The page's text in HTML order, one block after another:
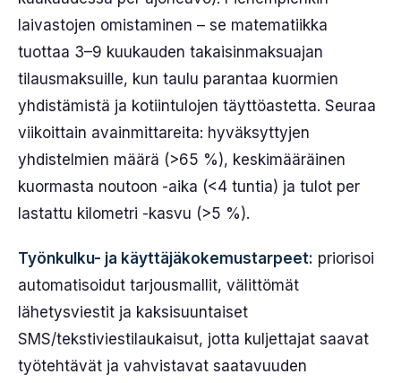
laivastojen omistaminen – se matematiikka
tuottaa 3–9 kuukauden takaisinmaksuajan
tilausmaksuille, kun taulu parantaa kuormien
yhdistämistä ja kotiintulojen täyttöastetta. Seuraa
viikoittain avainmittareita: hyväksyttyjen
yhdistelmien määrä (>65 %), keskimääräinen
kuormasta noutoon -aika (<4 tuntia) ja tulot per
lastattu kilometri -kasvu (>5 %).
Työnkulku- ja käyttäjäkokemustarpeet: priorisoi
automatisoidut tarjousmallit, välittömät
lähetysviestit ja kaksisuuntaiset
SMS/tekstiviestilaukaisut, jotta kuljettajat saavat
työtehtävät ja vahvistavat saatavuuden